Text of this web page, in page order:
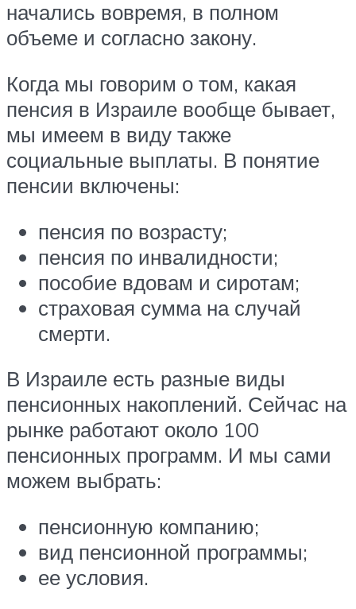
начались вовремя, в полном
объеме и согласно закону.
Когда мы говорим о том, какая
пенсия в Израиле вообще бывает,
мы имеем в виду также
социальные выплаты. В понятие
пенсии включены:
пенсия по возрасту;
пенсия по инвалидности;
пособие вдовам и сиротам;
страховая сумма на случай
смерти.
В Израиле есть разные виды
пенсионных накоплений. Сейчас на
рынке работают около 100
пенсионных программ. И мы сами
можем выбрать:
пенсионную компанию;
вид пенсионной программы;
ее условия.